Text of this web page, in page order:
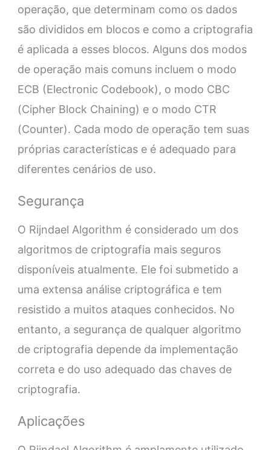
operação, que determinam como os dados
são divididos em blocos e como a criptografia
é aplicada a esses blocos. Alguns dos modos
de operação mais comuns incluem o modo
ECB (Electronic Codebook), o modo CBC
(Cipher Block Chaining) e o modo CTR
(Counter). Cada modo de operação tem suas
próprias características e é adequado para
diferentes cenários de uso.
Segurança
O Rijndael Algorithm é considerado um dos
algoritmos de criptografia mais seguros
disponíveis atualmente. Ele foi submetido a
uma extensa análise criptográfica e tem
resistido a muitos ataques conhecidos. No
entanto, a segurança de qualquer algoritmo
de criptografia depende da implementação
correta e do uso adequado das chaves de
criptografia.
Aplicações